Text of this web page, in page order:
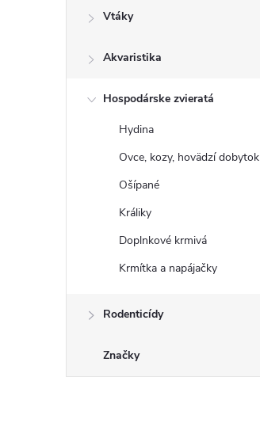
Vtáky
Akvaristika
Hospodárske zvieratá
Hydina
Ovce, kozy, hovädzí dobytok
Ošípané
Králiky
Doplnkové krmivá
Krmítka a napájačky
Rodenticídy
Značky